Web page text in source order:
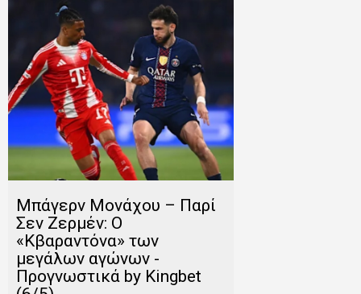
Μπάγερν Μονάχου – Παρί
Σεν Ζερμέν: Ο
«Κβαραντόνα» των
μεγάλων αγώνων -
Προγνωστικά by Kingbet